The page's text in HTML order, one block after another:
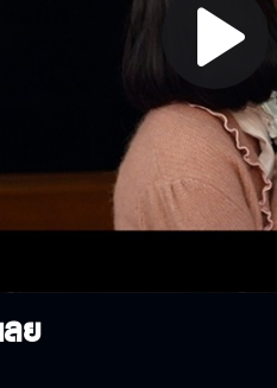
Play
Video
ย